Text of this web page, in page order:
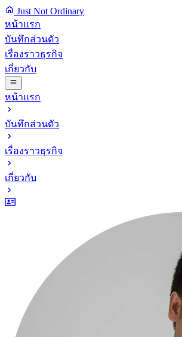
Just Not Ordinary
หน้าแรก
บันทึกส่วนตัว
เรื่องราวธุรกิจ
เกี่ยวกับ
หน้าแรก
บันทึกส่วนตัว
เรื่องราวธุรกิจ
เกี่ยวกับ